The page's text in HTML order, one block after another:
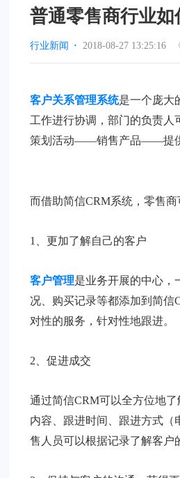
普通零售商行业
行业新闻 · 2018-08-27 13:25:16
客户关系管理系统是一个庞大
工作进行协调，部门的负责
策划活动——销售产品——提供
而借助简信CRM系统，零售
1、更加了解自己的客户
客户管理是业务开展的中心，
况、购买记录等都添加到简
对性的服务，针对性地跟进。
2、促进成交
通过简信CRM可以全方位地
内容、跟进时间、跟进方式
售人员可以根据记录了解客